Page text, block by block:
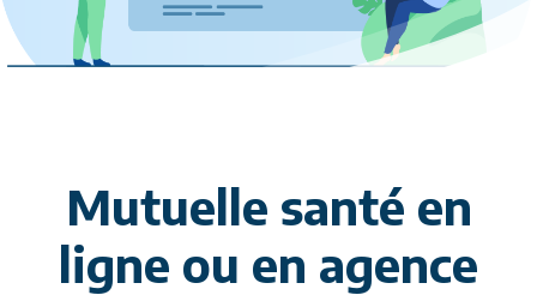
Mutuelle santé en
ligne ou en agence